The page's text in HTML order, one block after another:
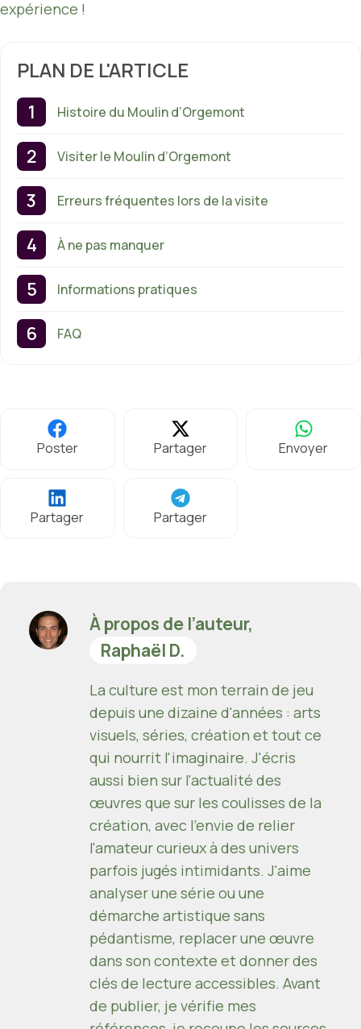
expérience !
PLAN DE L'ARTICLE
Histoire du Moulin d’Orgemont
Visiter le Moulin d’Orgemont
Erreurs fréquentes lors de la visite
À ne pas manquer
Informations pratiques
FAQ
Poster Partager Envoyer
Partager Partager
À propos de l’auteur,
Raphaël D.
La culture est mon terrain de jeu
depuis une dizaine d'années : arts
visuels, séries, création et tout ce
qui nourrit l'imaginaire. J'écris
aussi bien sur l'actualité des
œuvres que sur les coulisses de la
création, avec l'envie de relier
l'amateur curieux à des univers
parfois jugés intimidants. J'aime
analyser une série ou une
démarche artistique sans
pédantisme, replacer une œuvre
dans son contexte et donner des
clés de lecture accessibles. Avant
de publier, je vérifie mes